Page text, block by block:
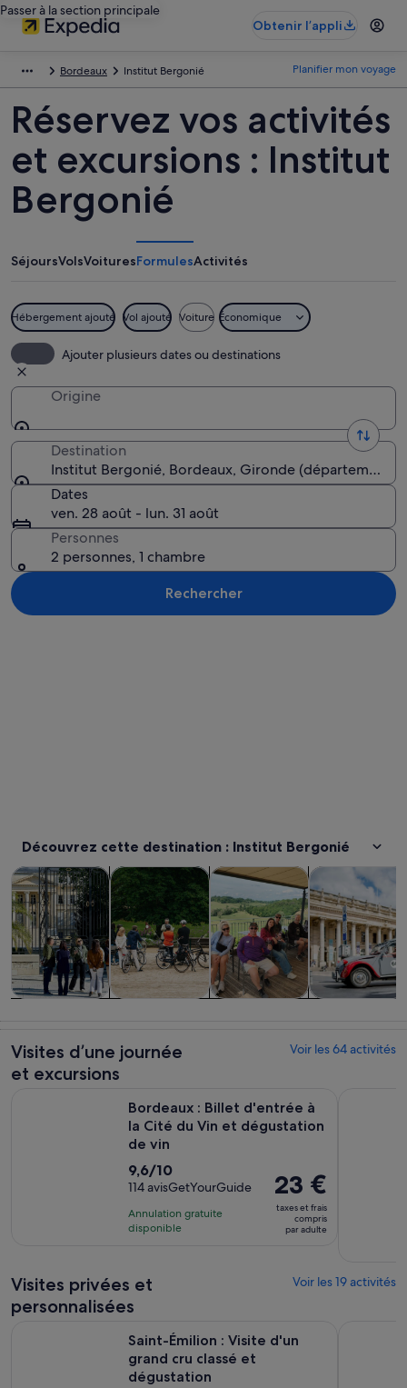
Passer à la section principale
Obtenir l’appli
Bordeaux Institut Bergonié Planifier mon voyage
Réservez vos activités
et excursions : Institut
Bergonié
SéjoursVolsVoituresFormulesActivités
Hébergement ajouté Vol ajouté Voiture Économique
Ajouter plusieurs dates ou destinations
Origine
Destination
Institut Bergonié, Bordeaux, Gironde (département),
Dates
ven. 28 août - lun. 31 août
Personnes
2 personnes, 1 chambre
Rechercher
Découvrez cette destination : Institut Bergonié
excursions
Visites d’une journée et excursionsS’ouvre dans un nouvel
Histoire et cultureS’ouvre dans un nouvel
Gastronomie et vie nocturne
personnalisées
Visites
Visites d’une journée
et excursions
Voir les 64 activités
Bordeaux : Billet d'entrée à
la Cité du Vin et dégustation
de vin
9.6
sur
10
pour
9,6/10
114 avisGetYourGuide
Annulation gratuite
disponible
Le
prix
est
de 23 €.
adulte
23 €
taxes et frais
compris
par adulte
Visites privées et
personnalisées
Voir les 19 activités
Saint-Émilion : Visite d'un
grand cru classé et
dégustation
Saint-Émilion : Visite d'un grand cru classé et dégustation